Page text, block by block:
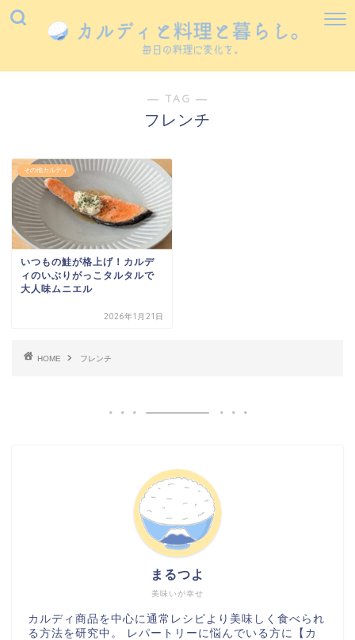
― TAG ―
フレンチ
その他カルディ
いつもの鮭が格上げ！カルデ
ィのいぶりがっこタルタルで
大人味ムニエル
2026年1月21日
HOME フレンチ
美味いが幸せ
まるつよ
カルディ商品を中心に通常レシピより美味しく食べられ
る方法を研究中。 レパートリーに悩んでいる方に【カ